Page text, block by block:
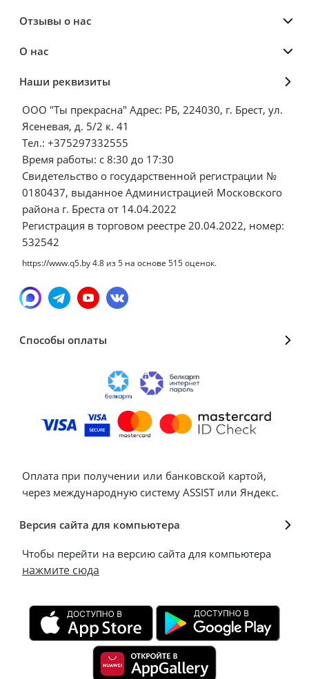
Отзывы о нас
О нас
Наши реквизиты
ООО "Ты прекрасна" Адрес: РБ, 224030, г. Брест, ул.
Ясеневая, д. 5/2 к. 41
Тел.: +375297332555
Время работы: с 8:30 до 17:30
Свидетельство о государственной регистрации №
0180437, выданное Администрацией Московского
района г. Бреста от 14.04.2022
Регистрация в торговом реестре 20.04.2022, номер:
532542
https://www.q5.by4.8 из5 на основе 515оценок.
Способы оплаты
Оплата при получении или банковской картой,
через международную систему ASSIST или Яндекс.
Версия сайта для компьютера
Чтобы перейти на версию сайта для компьютера
нажмите сюда